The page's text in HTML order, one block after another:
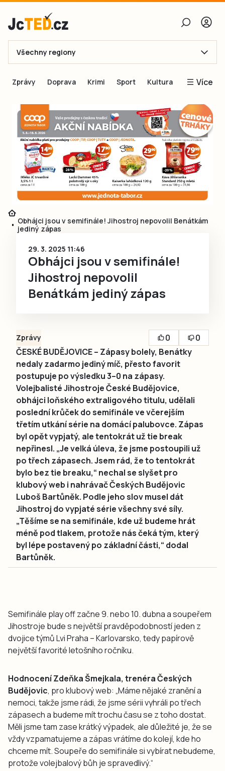
E-mail
Obnovit heslo
Přihlásit se
Přihlásit se přes Facebook
Ještě nemám účet, chci seRegistrovat
Všechny regiony
Zprávy Doprava Krimi Sport Kultura Více
Inspirace
Čtenáři píší
Speciální přílohy
Inzerce
Obhájci jsou v semifinále! Jihostroj nepovolil Benátkám
jediný zápas
29. 3. 2025 11:46
Obhájci jsou v semifinále!
Jihostroj nepovolil
Benátkám jediný zápas
Zprávy 0
0
ČESKÉ BUDĚJOVICE – Zápasy bolely, Benátky
nedaly zadarmo jediný míč, přesto favorit
postupuje po výsledku 3–0 na zápasy.
Volejbalisté Jihostroje České Budějovice,
obhájci loňského extraligového titulu, udělali
poslední krůček do semifinále ve včerejším
třetím utkání série na domácí palubovce. Zápas
byl opět vypjatý, ale tentokrát už tie break
nepřinesl. „Je velká úleva, že jsme postoupili už
po třech zápasech. Jsem rád, že to tentokrát
bylo bez tie breaku,“ nechal se slyšet pro
klubový web i nahrávač Českých Budějovic
Luboš Bartůněk. Podle jeho slov musel dát
Jihostroj do vypjaté série všechny své síly.
„Těšíme se na semifinále, kde už budeme hrát
méně pod tlakem, protože nás čeká tým, který
byl lépe postavený po základní části,“ dodal
Bartůněk.
Semifinále play off začne 9. nebo 10. dubna a soupeřem
Jihostroje bude s největší pravděpodobností jeden z
dvojice týmů Lvi Praha – Karlovarsko, tedy papírově
největší favorité letošního ročníku.
Hodnocení Zdeňka Šmejkala, trenéra Českých
Budějovic, pro klubový web: „Máme nějaké zranění a
nemoci, takže jsme rádi, že jsme sérii vyhráli po třech
zápasech a budeme mít trochu času se z toho dostat.
Měli jsme tam zase krátký výpadek, ale důležité je, že se
vždy vzpamatujeme a zápas vrátíme do kolejí, kde ho
chceme mít. Soupeře do semifinále si vybírat nebudeme,
protože volejbalový bůh je spravedlivý.“